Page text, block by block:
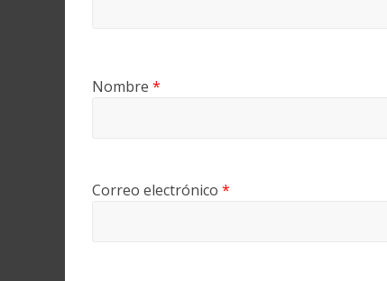
Nombre *
Correo electrónico *